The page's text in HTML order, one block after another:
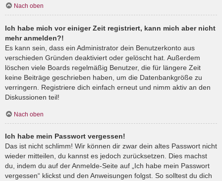
Nach oben
Ich habe mich vor einiger Zeit registriert, kann mich aber nicht
mehr anmelden?!
Es kann sein, dass ein Administrator dein Benutzerkonto aus
verschieden Gründen deaktiviert oder gelöscht hat. Außerdem
löschen viele Boards regelmäßig Benutzer, die für längere Zeit
keine Beiträge geschrieben haben, um die Datenbankgröße zu
verringern. Registriere dich einfach erneut und nimm aktiv an den
Diskussionen teil!
Nach oben
Ich habe mein Passwort vergessen!
Das ist nicht schlimm! Wir können dir zwar dein altes Passwort nicht
wieder mitteilen, du kannst es jedoch zurücksetzen. Dies machst
du, indem du auf der Anmelde-Seite auf „Ich habe mein Passwort
vergessen“ klickst und den Anweisungen folgst. So solltest du dich